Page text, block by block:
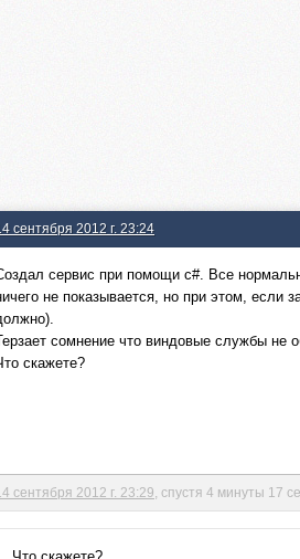
сентября 2012 г. 23:24
сервис при помощи с#. Все
не показывается, но при этом, если
сомнение что виндовые службы не
скажете?
сентября 2012 г. 23:29 , спустя 4 минуты 17